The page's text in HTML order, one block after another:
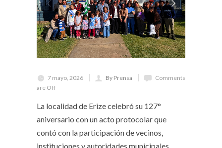
7 mayo, 2026 By Prensa
Comments
are Off
La localidad de Erize celebró su 127°
aniversario con un acto protocolar que
contó con la participación de vecinos,
instituciones y autoridades municipales.